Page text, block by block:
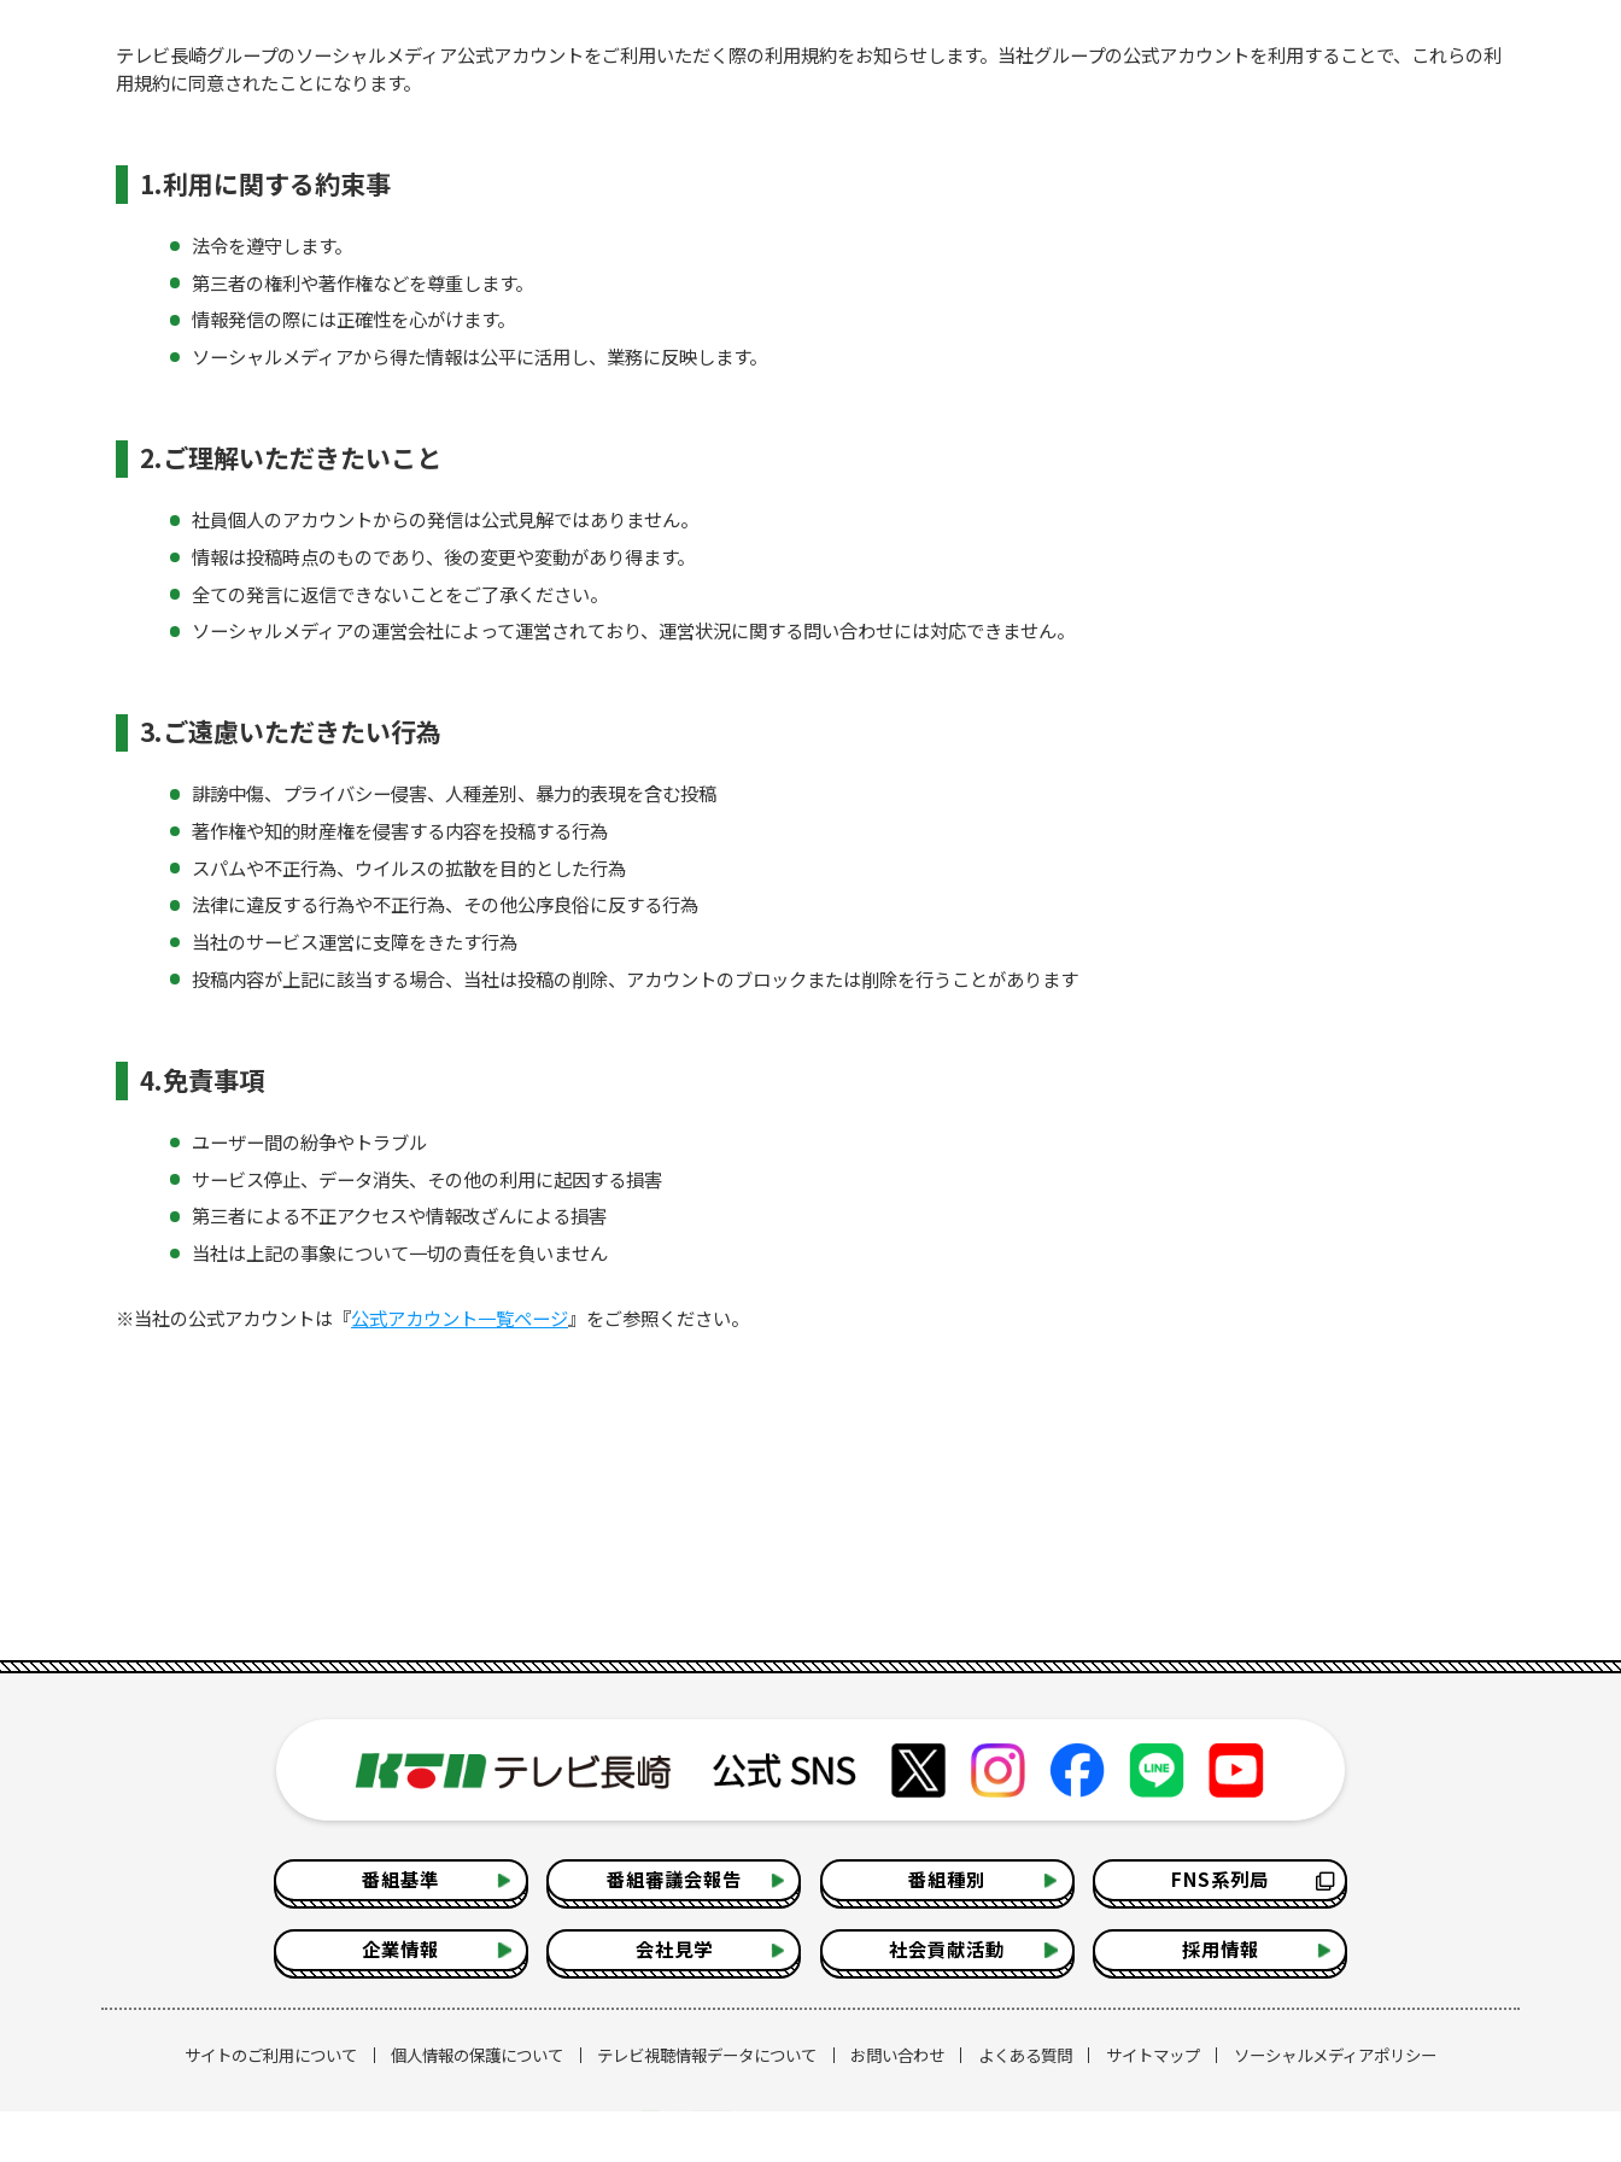
テレビ長崎グループのソーシャルメディア公式アカウントをご利用いただく際の利用規約をお知らせします。当社グループの公式アカウントを利用することで、これらの利
用規約に同意されたことになります。
1.利用に関する約束事
法令を遵守します。
第三者の権利や著作権などを尊重します。
情報発信の際には正確性を心がけます。
ソーシャルメディアから得た情報は公平に活用し、業務に反映します。
2.ご理解いただきたいこと
社員個人のアカウントからの発信は公式見解ではありません。
情報は投稿時点のものであり、後の変更や変動があり得ます。
全ての発言に返信できないことをご了承ください。
ソーシャルメディアの運営会社によって運営されており、運営状況に関する問い合わせには対応できません。
3.ご遠慮いただきたい行為
誹謗中傷、プライバシー侵害、人種差別、暴力的表現を含む投稿
著作権や知的財産権を侵害する内容を投稿する行為
スパムや不正行為、ウイルスの拡散を目的とした行為
法律に違反する行為や不正行為、その他公序良俗に反する行為
当社のサービス運営に支障をきたす行為
投稿内容が上記に該当する場合、当社は投稿の削除、アカウントのブロックまたは削除を行うことがあります
4.免責事項
ユーザー間の紛争やトラブル
サービス停止、データ消失、その他の利用に起因する損害
第三者による不正アクセスや情報改ざんによる損害
当社は上記の事象について一切の責任を負いません
※当社の公式アカウントは『公式アカウント一覧ページ』をご参照ください。
番組基準 番組審議会報告 番組種別 FNS系列局
企業情報 会社見学 社会貢献活動 採用情報
サイトのご利用について 個人情報の保護について テレビ視聴情報データについて お問い合わせ よくある質問 サイトマップ ソーシャルメディアポリシー